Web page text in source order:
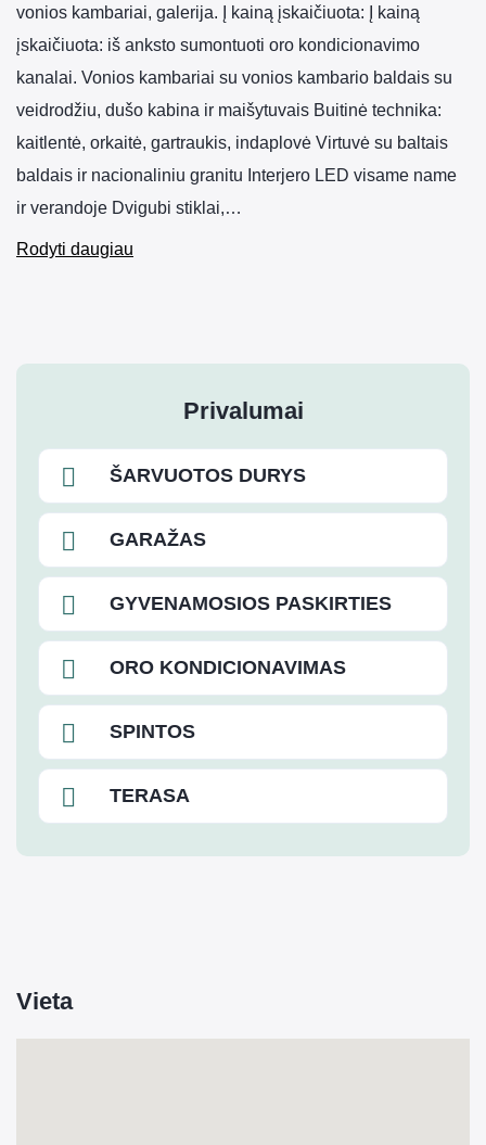
vonios kambariai, galerija. Į kainą įskaičiuota: Į kainą
įskaičiuota: iš anksto sumontuoti oro kondicionavimo
kanalai. Vonios kambariai su vonios kambario baldais su
veidrodžiu, dušo kabina ir maišytuvais Buitinė technika:
kaitlentė, orkaitė, gartraukis, indaplovė Virtuvė su baltais
baldais ir nacionaliniu granitu Interjero LED visame name
ir verandoje Dvigubi stiklai,…
Rodyti daugiau
Privalumai
ŠARVUOTOS DURYS
GARAŽAS
GYVENAMOSIOS PASKIRTIES
ORO KONDICIONAVIMAS
SPINTOS
TERASA
Vieta